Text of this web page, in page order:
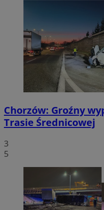
Chorzów: Groźny
Trasie Średnicowej
3
5